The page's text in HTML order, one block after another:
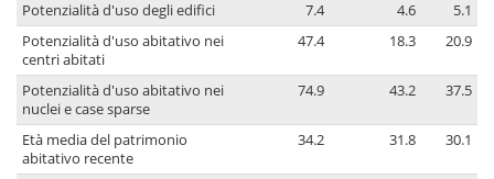
Potenzialità d'uso degli edifici 7.4 4.6
5.1
Potenzialità d'uso abitativo nei
centri abitati
47.4 18.3 20.9
Potenzialità d'uso abitativo nei
nuclei e case sparse
74.9 43.2 37.5
Età media del patrimonio
abitativo recente
34.2 31.8 30.1